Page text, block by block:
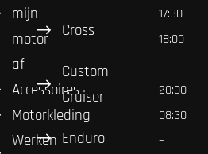
mijn
motor
af
Accessoires
Motorkleding
Werken
Cross
Custom
Cruiser
Enduro
17:30
18:00
–
20:00
08:30
–